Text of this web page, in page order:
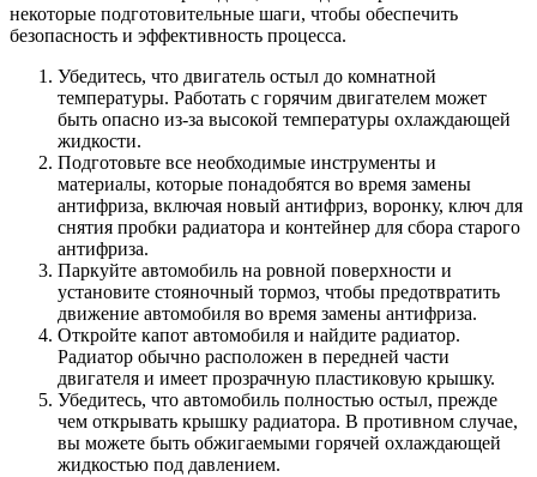
некоторые подготовительные шаги, чтобы обеспечить
безопасность и эффективность процесса.
Убедитесь, что двигатель остыл до комнатной
температуры. Работать с горячим двигателем может
быть опасно из-за высокой температуры охлаждающей
жидкости.
Подготовьте все необходимые инструменты и
материалы, которые понадобятся во время замены
антифриза, включая новый антифриз, воронку, ключ для
снятия пробки радиатора и контейнер для сбора старого
антифриза.
Паркуйте автомобиль на ровной поверхности и
установите стояночный тормоз, чтобы предотвратить
движение автомобиля во время замены антифриза.
Откройте капот автомобиля и найдите радиатор.
Радиатор обычно расположен в передней части
двигателя и имеет прозрачную пластиковую крышку.
Убедитесь, что автомобиль полностью остыл, прежде
чем открывать крышку радиатора. В противном случае,
вы можете быть обжигаемыми горячей охлаждающей
жидкостью под давлением.